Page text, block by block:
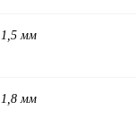
1,5 мм
1,8 мм